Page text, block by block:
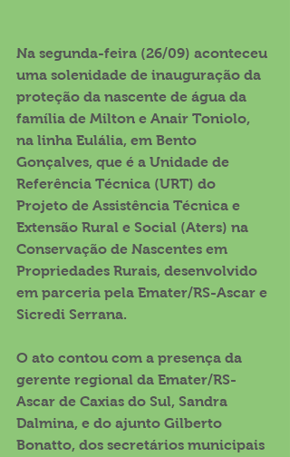
Na segunda-feira (26/09) aconteceu
uma solenidade de inauguração da
proteção da nascente de água da
família de Milton e Anair Toniolo,
na linha Eulália, em Bento
Gonçalves, que é a Unidade de
Referência Técnica (URT) do
Projeto de Assistência Técnica e
Extensão Rural e Social (Aters) na
Conservação de Nascentes em
Propriedades Rurais, desenvolvido
em parceria pela Emater/RS-Ascar e
Sicredi Serrana.
O ato contou com a presença da
gerente regional da Emater/RS-
Ascar de Caxias do Sul, Sandra
Dalmina, e do ajunto Gilberto
Bonatto, dos secretários municipais